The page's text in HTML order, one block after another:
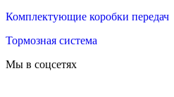
Комплектующие коробки передач
Тормозная система
Мы в соцсетях